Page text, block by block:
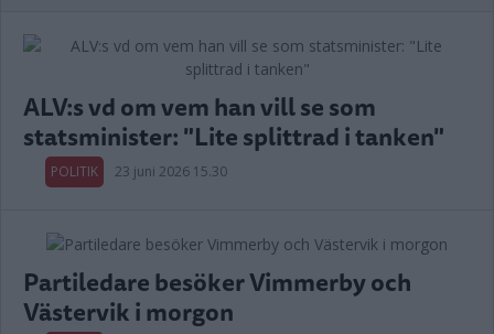
ALV:s vd om vem han vill se som
statsminister: "Lite splittrad i tanken"
POLITIK 23 juni 2026 15.30
Partiledare besöker Vimmerby och
Västervik i morgon